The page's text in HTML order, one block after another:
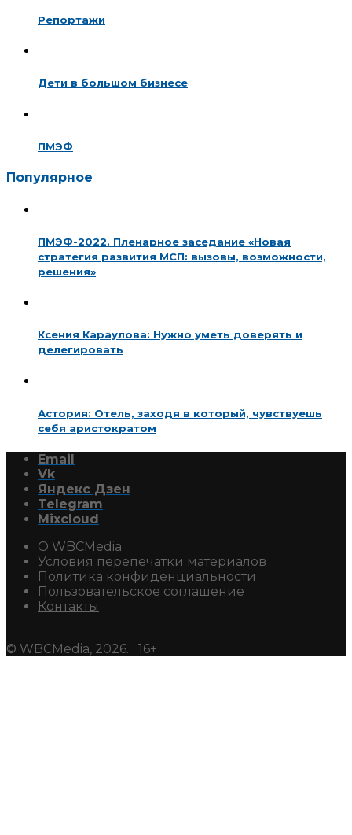
Репортажи
Дети в большом бизнесе
ПМЭФ
Популярное
ПМЭФ-2022. Пленарное заседание «Новая
стратегия развития МСП: вызовы, возможности,
решения»
Ксения Караулова: Нужно уметь доверять и
делегировать
Астория: Отель, заходя в который, чувствуешь
себя аристократом
Email
Vk
Яндекс Дзен
Telegram
Mixcloud
О WBCMedia
Условия перепечатки материалов
Политика конфиденциальности
Пользовательское соглашение
Контакты
© WBCMedia, 2026. 16+